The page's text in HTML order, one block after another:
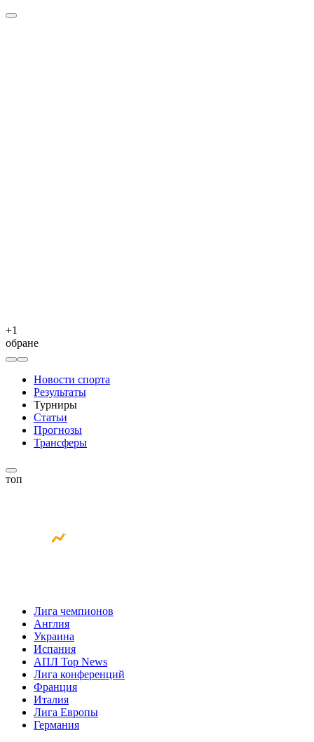
+1
обране
Новости спорта
Результаты
Турниры
Статьи
Прогнозы
Трансферы
топ
Лига чемпионов
Англия
Украина
Испания
АПЛ Top News
Лига конференций
Франция
Италия
Лига Европы
Германия